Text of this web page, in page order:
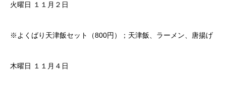
火曜日 １１月２日
※よくばり天津飯セット（800円）；天津飯、ラーメン、唐揚げ
木曜日 １１月４日